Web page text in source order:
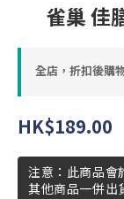
雀巢 佳
全店，折扣後購
HK$189.00
注意：此商品會
其他商品一併出